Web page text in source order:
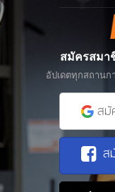
สมัครสมา
อัปเดตทุกสถาน
สมั
ส